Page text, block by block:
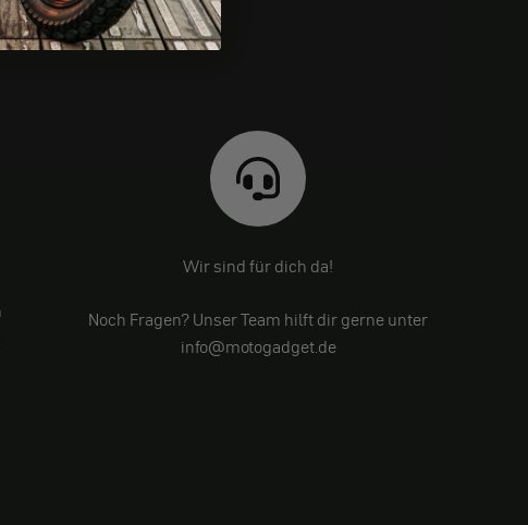
Wir sind für dich da!
Noch Fragen? Unser Team hilft dir gerne unter
info@motogadget.de